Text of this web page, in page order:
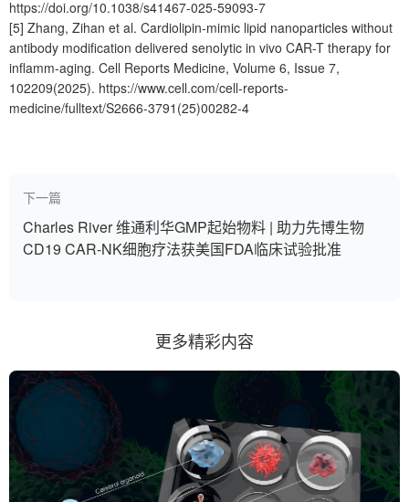
https://doi.org/10.1038/s41467-025-59093-7
[5] Zhang, Zihan et al. Cardiolipin-mimic lipid nanoparticles without
antibody modification delivered senolytic in vivo CAR-T therapy for
inflamm-aging. Cell Reports Medicine, Volume 6, Issue 7,
102209(2025). https://www.cell.com/cell-reports-
medicine/fulltext/S2666-3791(25)00282-4
下一篇
Charles River 维通利华GMP起始物料 | 助力先博生物
CD19 CAR-NK细胞疗法获美国FDA临床试验批准
更多精彩内容